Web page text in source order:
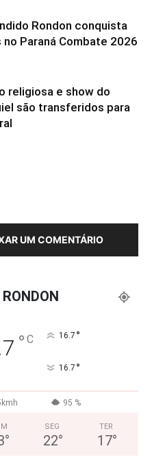
Rondon conquista
no Paraná Combate 2026
religiosa e show do
são transferidos para
UM COMENTÁRIO
° C 16.7 °
16.7 °
95 %
°
SEG
22°
TER
17°